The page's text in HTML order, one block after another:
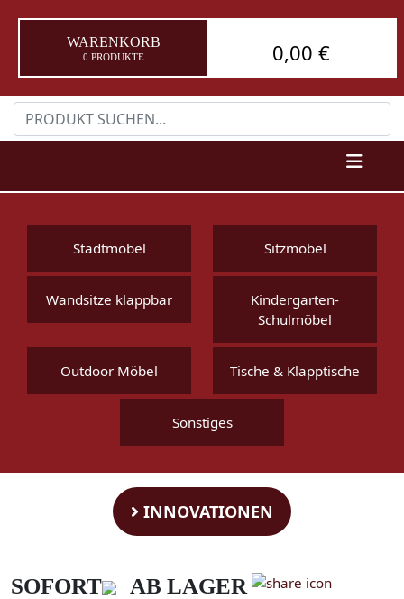
WARENKORB
0 PRODUKTE 0,00 €
Stadtmöbel Sitzmöbel
Wandsitze klappbar
Kindergarten-
Schulmöbel
Outdoor Möbel Tische & Klapptische
Sonstiges
INNOVATIONEN
SOFORT AB LAGER